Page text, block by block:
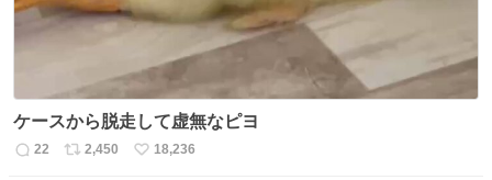
ケースから脱走して虚無なピヨ
返
22
リ
2,450
い
18,236